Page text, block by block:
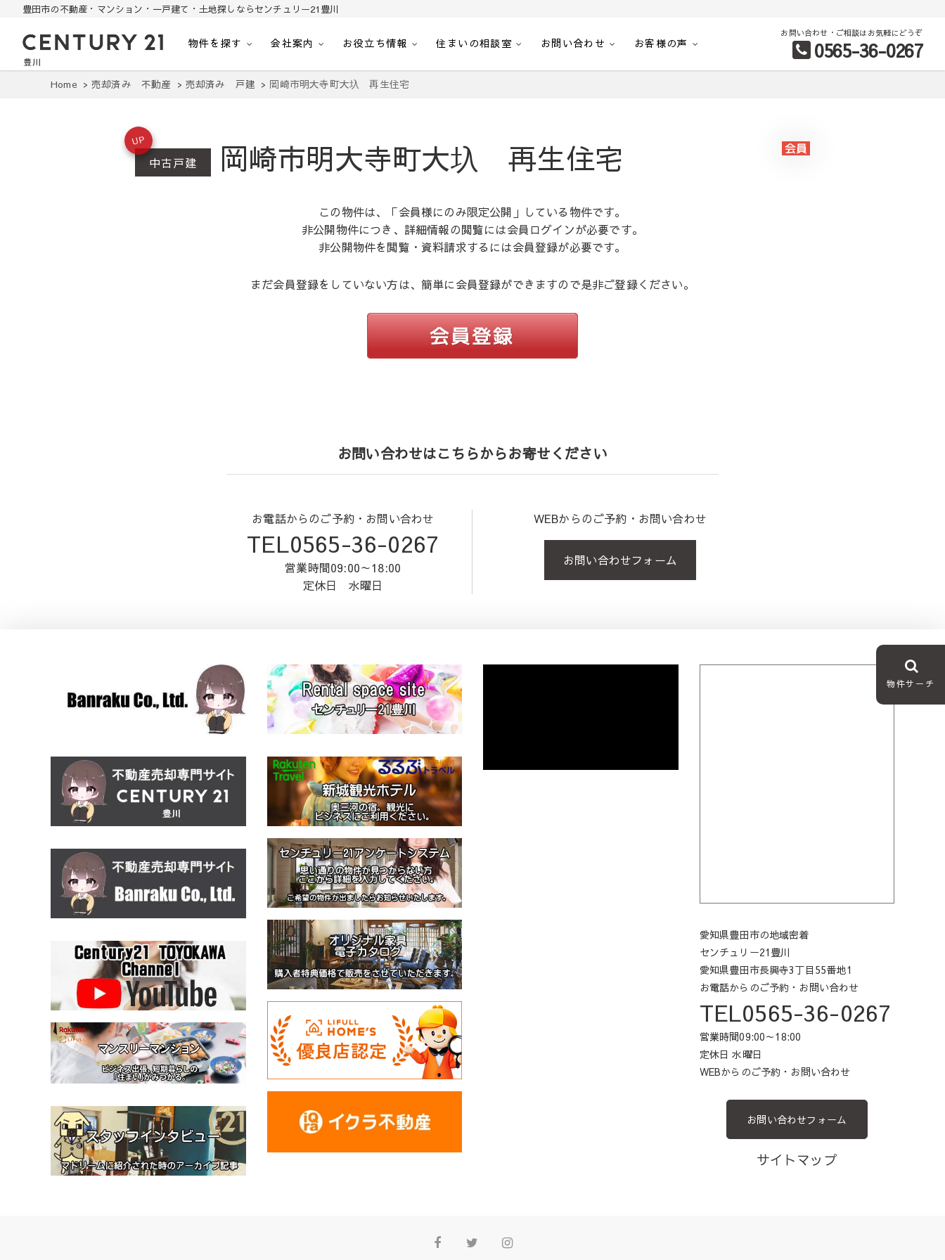
豊田市の不動産・マンション・一戸建て・土地探しならセンチュリー21豊川
豊田市の中古住宅・土地・リノベ物件探し｜センチュリー21豊川
物件を探す 会社案内 お役立ち情報 住まいの相談室 お問い合わせ お客様の声
お問い合わせ・ご相談はお気軽にどうぞ
0565-36-0267
Home 売却済み 不動産 売却済み 戸建 岡崎市明大寺町大圦 再生住宅
中古戸建 岡崎市明大寺町大圦 再生住宅
UP
この物件は、「会員様にのみ限定公開」している物件です。
非公開物件につき、詳細情報の閲覧には会員ログインが必要です。
非公開物件を閲覧・資料請求するには会員登録が必要です。
まだ会員登録をしていない方は、簡単に会員登録ができますので是非ご登録ください。
お問い合わせはこちらからお寄せください
お電話からのご予約・お問い合わせ
TEL0565-36-0267
営業時間09:00～18:00
定休日 水曜日
WEBからのご予約・お問い合わせ
お問い合わせフォーム
物件サーチ
愛知県豊田市の地域密着
センチュリー21豊川
愛知県豊田市長興寺3丁目55番地1
お電話からのご予約・お問い合わせ
TEL0565-36-0267
営業時間09:00～18:00
定休日 水曜日
WEBからのご予約・お問い合わせ
お問い合わせフォーム
サイトマップ
FacebookTwitterInstagram